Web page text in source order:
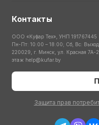
Контакты
ООО «Куфар Тех», УНП 191767445
Пн-Пт: 10:00 – 18:00; Сб, Вс:
220029, г. Минск, ул. Красная 7А-
этаж help@kufar.by
Защита прав